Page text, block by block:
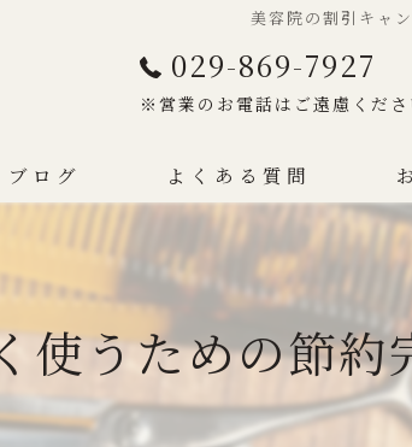
美容院の割引キャ
029-869-7927
※営業のお電話はご遠慮くださ
ブログ よくある質問
使うための節約